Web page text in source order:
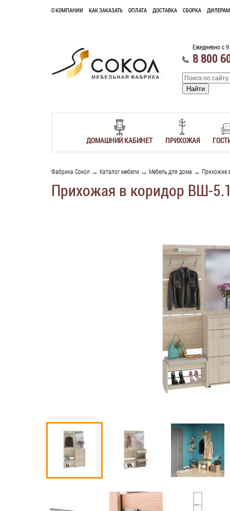
О КОМПАНИИ КАК ЗАКАЗАТЬ ОПЛАТА ДОСТАВКА СБОРКА ДИЛЕРАМ
Ежедневно с
8 800
ДОМАШНИЙ КАБИНЕТ ПРИХОЖАЯ
Фабрика Сокол → Каталог мебели → Мебель для дома → Прихожие
Прихожая в коридор ВШ-